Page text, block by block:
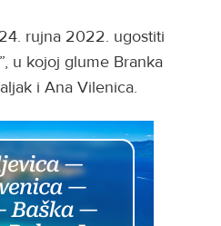
rujna 2022. ugostiti
u kojoj glume Branka
i Ana Vilenica.